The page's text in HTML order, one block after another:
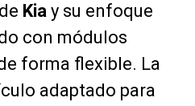
de Kia y su enfoque
con módulos
forma flexible. La
adaptado para